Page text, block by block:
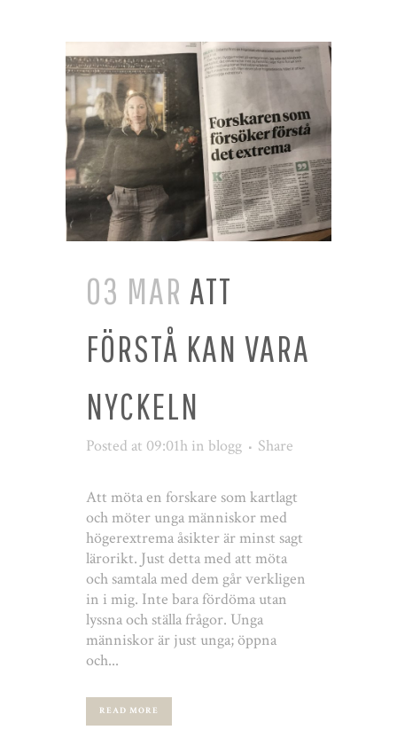
03 MAR ATT
FÖRSTÅ KAN VARA
NYCKELN
Posted at 09:01h in blogg Share
Att möta en forskare som kartlagt
och möter unga människor med
högerextrema åsikter är minst sagt
lärorikt. Just detta med att möta
och samtala med dem går verkligen
in i mig. Inte bara fördöma utan
lyssna och ställa frågor. Unga
människor är just unga; öppna
och...
READ MORE